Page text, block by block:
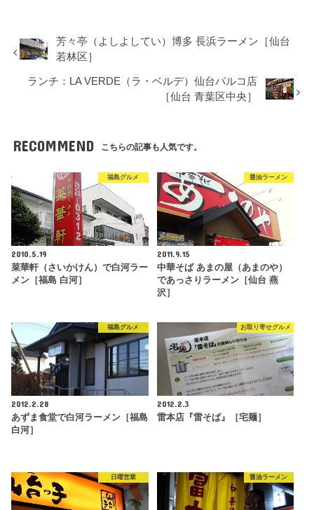
芳々亭（よしよしてい）博多 長浜ラーメン［仙台
若林区］
ランチ：LA VERDE（ラ・ベルデ）仙台パルコ店
［仙台 青葉区中央］
RECOMMEND こちらの記事も人気です。
福島グルメ
2010.5.19
菜華軒（さいかけん）で白河ラー
メン［福島 白河］
醤油ラーメン
2011.9.15
中華そば あまの屋（あまのや）
であっさりラーメン［仙台 燕
沢］
福島グルメ
2012.2.28
あずま食堂で白河ラーメン［福島
白河］
お取り寄せグルメ
2012.2.3
雷本店『雷そば』［宅麺］
日曜営業 醤油ラーメン